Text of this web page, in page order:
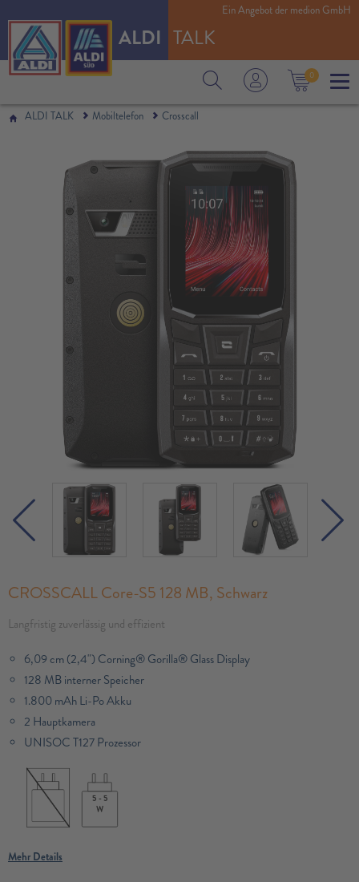
ALDI TALK
0
Ein Angebot der medion GmbH
ALDI TALK Mobiltelefon Crosscall
CROSSCALL Core-S5 128 MB, Schwarz
Langfristig zuverlässig und effizient
6,09 cm (2,4") Corning® Gorilla® Glass Display
128 MB interner Speicher
1.800 mAh Li-Po Akku
2 Hauptkamera
UNISOC T127 Prozessor
5 - 5
W
Mehr Details